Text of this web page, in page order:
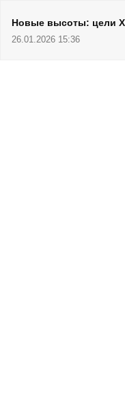
Новые высоты: цели
26.01.2026 15:36